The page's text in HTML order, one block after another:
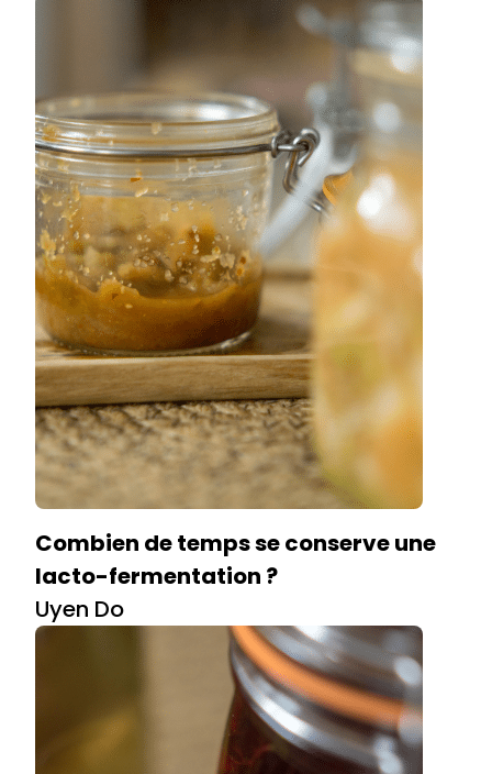
Combien de temps se conserve une
lacto-fermentation ?
Uyen Do